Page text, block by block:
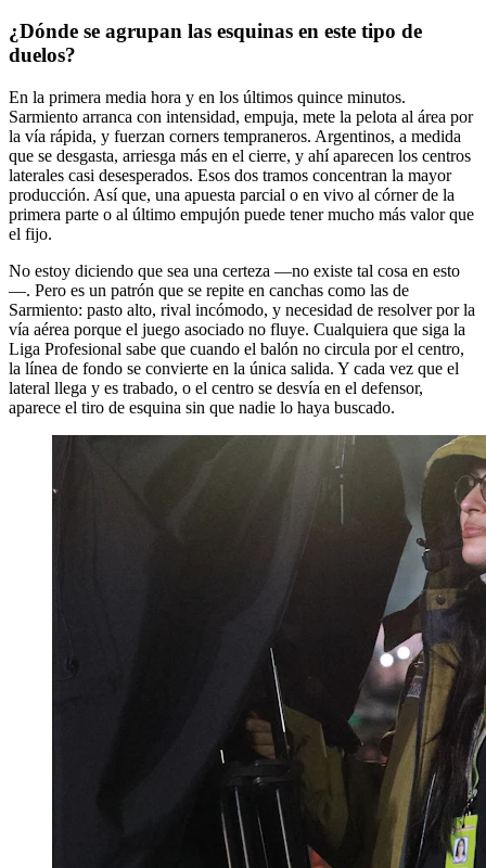
¿Dónde se agrupan las esquinas en este tipo de
duelos?
En la primera media hora y en los últimos quince minutos.
Sarmiento arranca con intensidad, empuja, mete la pelota al área por
la vía rápida, y fuerzan corners tempraneros. Argentinos, a medida
que se desgasta, arriesga más en el cierre, y ahí aparecen los centros
laterales casi desesperados. Esos dos tramos concentran la mayor
producción. Así que, una apuesta parcial o en vivo al córner de la
primera parte o al último empujón puede tener mucho más valor que
el fijo.
No estoy diciendo que sea una certeza —no existe tal cosa en esto
—. Pero es un patrón que se repite en canchas como las de
Sarmiento: pasto alto, rival incómodo, y necesidad de resolver por la
vía aérea porque el juego asociado no fluye. Cualquiera que siga la
Liga Profesional sabe que cuando el balón no circula por el centro,
la línea de fondo se convierte en la única salida. Y cada vez que el
lateral llega y es trabado, o el centro se desvía en el defensor,
aparece el tiro de esquina sin que nadie lo haya buscado.